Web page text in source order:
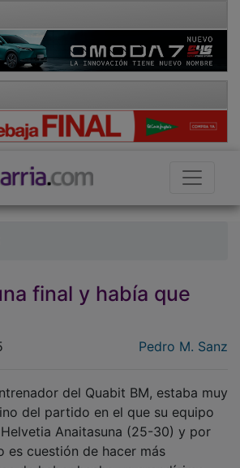
final y había que
del partido en el que su equipo
Anaitasuna (25-30) y por
es cuestión de hacer más
de haber hecho un grandísimo